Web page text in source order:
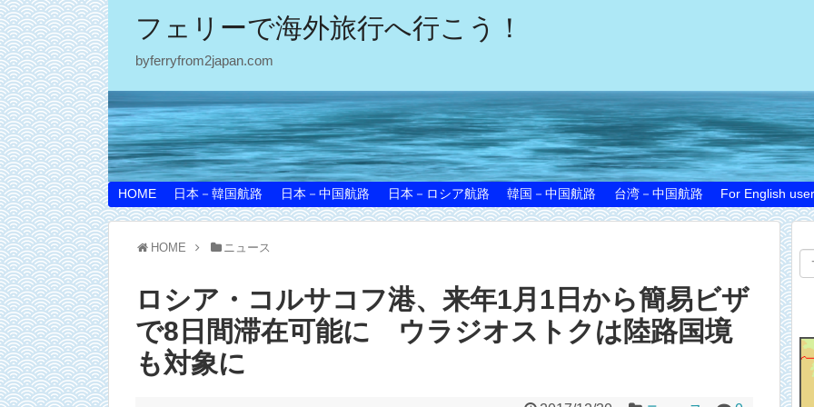
フェリーで海外旅行へ行こう！
byferryfrom2japan.com
HOME 日本－韓国航路 日本－中国航路 日本－ロシア航路 韓国－中国航路 台湾－中国航路 For English
HOME ニュース
ロシア・コルサコフ港、来年1月1日から簡易ビザ
で8日間滞在可能に ウラジオストクは陸路国境
も対象に